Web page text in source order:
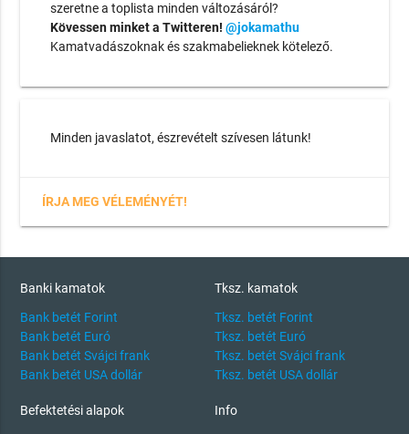
szeretne a toplista minden változásáról?
Kövessen minket a Twitteren! @jokamathu
Kamatvadászoknak és szakmabelieknek kötelező.
Minden javaslatot, észrevételt szívesen látunk!
ÍRJA MEG VÉLEMÉNYÉT!
Banki kamatok
Bank betét Forint
Bank betét Euró
Bank betét Svájci frank
Bank betét USA dollár
Tksz. kamatok
Tksz. betét Forint
Tksz. betét Euró
Tksz. betét Svájci frank
Tksz. betét USA dollár
Befektetési alapok
Info